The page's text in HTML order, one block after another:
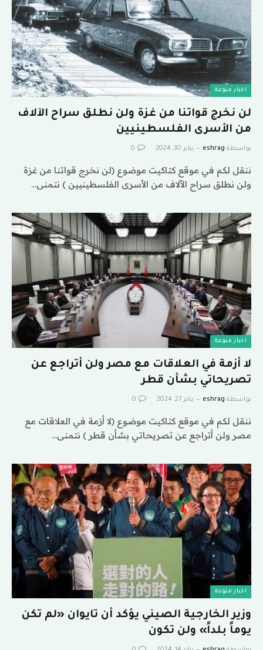
اخبار منوعة
لن نخرج قواتنا من غزة ولن نطلق سراح الآلاف
من الأسرى الفلسطينيين
بواسطة eshrag يناير 30, 2024 0
ننقل لكم في موقع كتاكيت موضوع (لن نخرج قواتنا من غزة
ولن نطلق سراح الآلاف من الأسرى الفلسطينيين ) نتمنى…
اخبار منوعة
لا أزمة في العلاقات مع مصر ولن أتراجع عن
تصريحاتي بشأن قطر
بواسطة eshrag يناير 27, 2024 0
ننقل لكم في موقع كتاكيت موضوع (لا أزمة في العلاقات مع
مصر ولن أتراجع عن تصريحاتي بشأن قطر ) نتمنى…
اخبار منوعة
وزير الخارجية الصيني يؤكد أن تايوان «لم تكن
يوماً بلداً» ولن تكون